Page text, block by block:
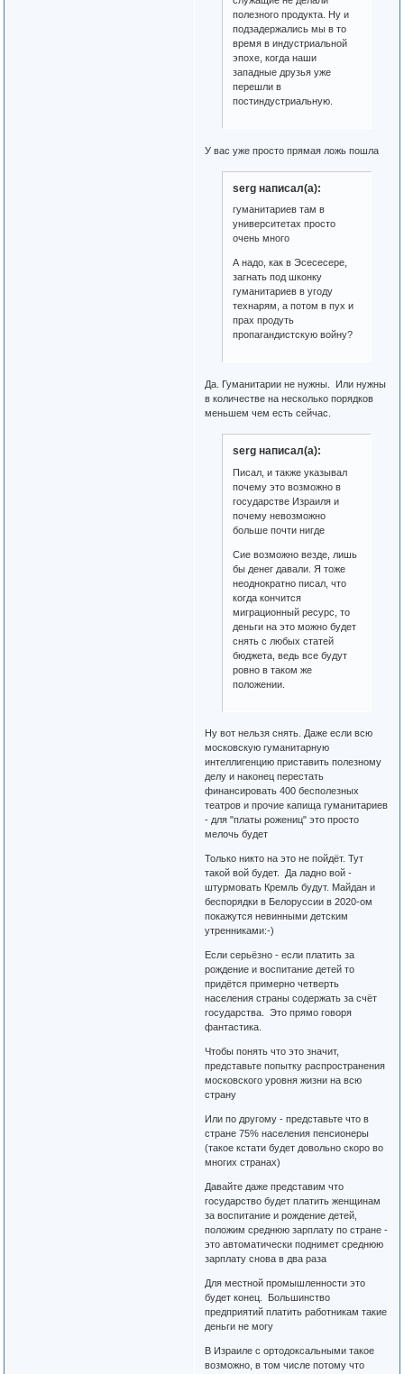
полезного продукта. Ну и
подзадержались мы в то
время в индустриальной
эпохе, когда наши
западные друзья уже
перешли в
постиндустриальную.
У вас уже просто прямая ложь пошла
serg написал(а):
гуманитариев там в
университетах просто
очень много
А надо, как в Эсесесере,
загнать под шконку
гуманитариев в угоду
технарям, а потом в пух и
прах продуть
пропагандистскую войну?
Да. Гуманитарии не нужны. Или нужны
в количестве на несколько порядков
меньшем чем есть сейчас.
serg написал(а):
Писал, и также указывал
почему это возможно в
государстве Израиля и
почему невозможно
больше почти нигде
Сие возможно везде, лишь
бы денег давали. Я тоже
неоднократно писал, что
когда кончится
миграционный ресурс, то
деньги на это можно будет
снять с любых статей
бюджета, ведь все будут
ровно в таком же
положении.
Ну вот нельзя снять. Даже если всю
московскую гуманитарную
интеллигенцию приставить полезному
делу и наконец перестать
финансировать 400 бесполезных
театров и прочие капища гуманитариев
- для "платы рожениц" это просто
мелочь будет
Только никто на это не пойдёт. Тут
такой вой будет. Да ладно вой -
штурмовать Кремль будут. Майдан и
беспорядки в Белоруссии в 2020-ом
покажутся невинными детским
утренниками:-)
Если серьёзно - если платить за
рождение и воспитание детей то
придётся примерно четверть
населения страны содержать за счёт
государства. Это прямо говоря
фантастика.
Чтобы понять что это значит,
представьте попытку распространения
московского уровня жизни на всю
страну
Или по другому - представьте что в
стране 75% населения пенсионеры
(такое кстати будет довольно скоро во
многих странах)
Давайте даже представим что
государство будет платить женщинам
за воспитание и рождение детей,
положим среднюю зарплату по стране -
это автоматически поднимет среднюю
зарплату снова в два раза
Для местной промышленности это
будет конец. Большинство
предприятий платить работникам такие
деньги не могу
В Израиле с ортодоксальными такое
возможно, в том числе потому что